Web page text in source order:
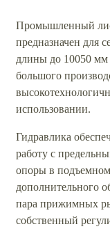
Промышленный
предназначен для
длины до 10050 мм
большого
использовании.
Гидравлика
работу с
опоры в
дополнительного
пара прижимных
собственный